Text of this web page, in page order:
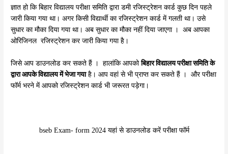
ज्ञात हो कि बिहार विद्यालय परीक्षा समिति द्वारा डमी रजिस्ट्रेशन कार्ड कुछ दिन पहले
जारी किया गया था। अगर किसी विद्यार्थी का रजिस्ट्रेशन कार्ड में गलती था। उसे
सुधार का मौका दिया गया था। अब सुधार का मौका नहीं दिया जाएगा । अब आपका
ओरिजिनल रजिस्ट्रेशन कर जारी किया गया है।
जिसे आप डाउनलोड कर सकते हैं । हालांकि आपकोबिहार विद्यालय परीक्षा समिति के
द्वारा आपके विद्यालय में भेजा गयाहै। आप वहां से भी प्राप्त कर सकते हैं । और परीक्षा
फॉर्म भरने में आपको रजिस्ट्रेशन कार्ड भी जरूरत पड़ेगा।
bseb Exam- form 2024 यहां से डाउनलोड करें परीक्षा फॉर्म